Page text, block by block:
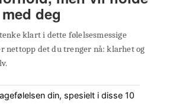
deg
klart i dette følelsesmessige
nettopp det du trenger nå: klarhet og
din, spesielt i disse 10